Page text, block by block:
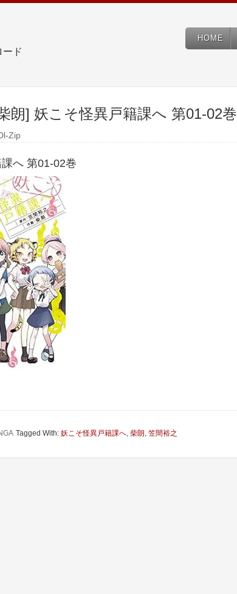
ード
HOME
朗] 妖こそ怪異戸籍課へ 第01-02巻
Zip
へ 第01-02巻
Tagged With: 妖こそ怪異戸籍課へ, 柴朗, 笠間裕之